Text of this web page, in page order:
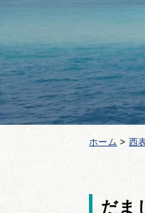
ホーム > 西
だま